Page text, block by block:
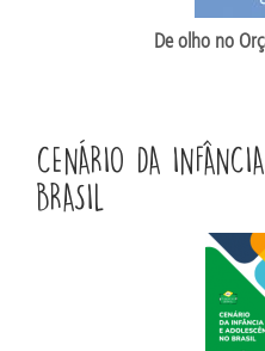
De olho no
CENÁRIO DA
BRASIL